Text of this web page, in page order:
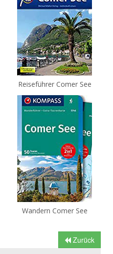
Reiseführer Comer See
Wandern Comer See
Zurück